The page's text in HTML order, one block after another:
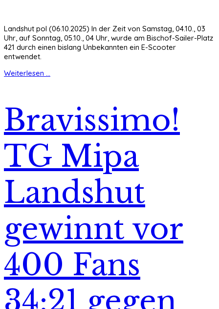
Landshut pol (06.10.2025) In der Zeit von Samstag, 04.10., 03
Uhr, auf Sonntag, 05.10., 04 Uhr, wurde am Bischof-Sailer-Platz
421 durch einen bislang Unbekannten ein E-Scooter
entwendet.
Weiterlesen ...
Bravissimo!
TG Mipa
Landshut
gewinnt vor
400 Fans
34:21 gegen